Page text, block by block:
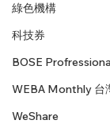
綠色機構
科技券
BOSE
WEBA Monthly 台
WeShare